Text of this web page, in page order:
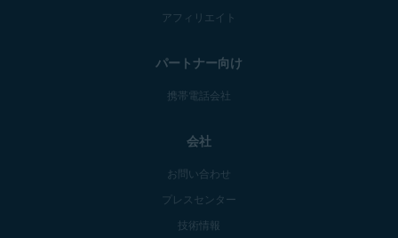
アフィリエイト
パートナー向け
携帯電話会社
会社
お問い合わせ
プレスセンター
技術情報